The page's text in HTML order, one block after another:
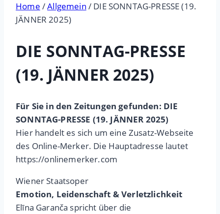
Home /Allgemein / DIE SONNTAG-PRESSE (19.
JÄNNER 2025)
DIE SONNTAG-PRESSE
(19. JÄNNER 2025)
Für Sie in den Zeitungen gefunden: DIE
SONNTAG-PRESSE (19. JÄNNER 2025)
Hier handelt es sich um eine Zusatz-Webseite
des Online-Merker. Die Hauptadresse lautet
https://onlinemerker.com
Wiener Staatsoper
Emotion, Leidenschaft & Verletzlichkeit
Elīna Garanča spricht über die